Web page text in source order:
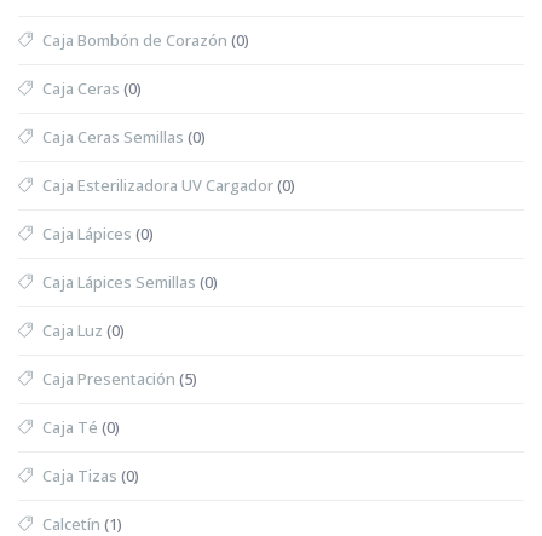
Caja Bombón de Corazón (0)
Caja Ceras (0)
Caja Ceras Semillas (0)
Caja Esterilizadora UV Cargador(0)
Caja Lápices (0)
Caja Lápices Semillas (0)
Caja Luz (0)
Caja Presentación (5)
Caja Té (0)
Caja Tizas (0)
Calcetín (1)